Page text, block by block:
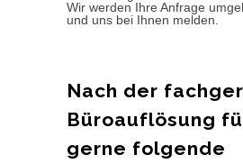
Wir werden Ihre Anfrage
und uns bei Ihnen melden.
Nach der
Büroauflösung
gerne folgende